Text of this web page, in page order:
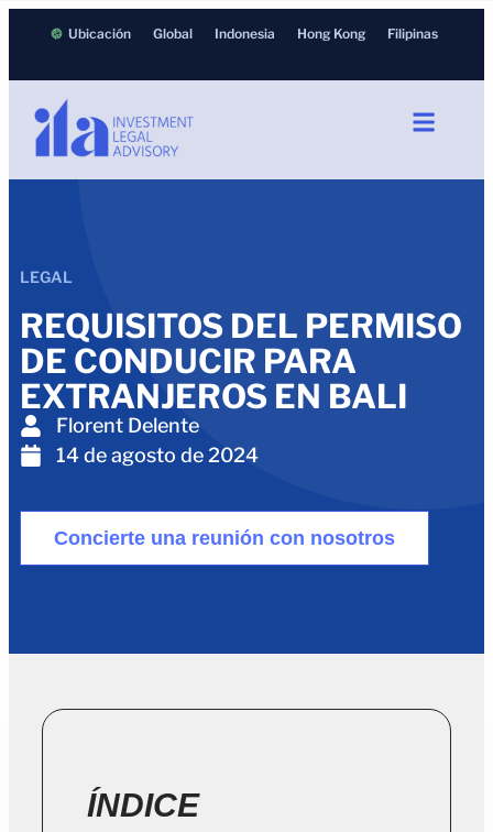
Ubicación Global Indonesia Hong Kong Filipinas
LEGAL
REQUISITOS DEL PERMISO
DE CONDUCIR PARA
EXTRANJEROS EN BALI
Florent Delente
14 de agosto de 2024
Concierte una reunión con nosotros
ÍNDICE